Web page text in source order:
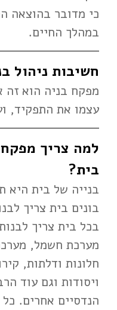
כי מדובר בהוצאה
במהלך החיים.
חשיבות ניהול
מפקח בניה הוא זה
עצמו את התפקיד,
למה צריך
בית?
בנייה של בית היא
בונים בית צריך
בכל בית צריך
מערכת חשמל,
חלונות ודלתות,
ויסודות וגם עוד
הנדסיים אחרים. כל